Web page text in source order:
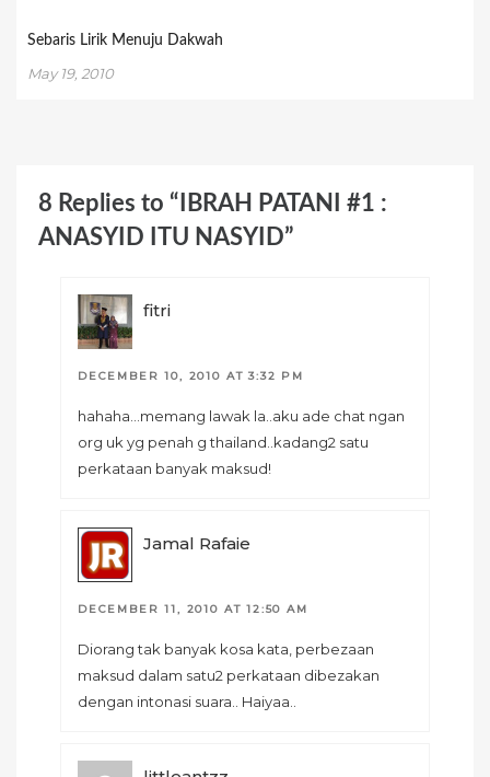
Sebaris Lirik Menuju Dakwah
May 19, 2010
8 Replies to “IBRAH PATANI #1 :
ANASYID ITU NASYID”
fitri
DECEMBER 10, 2010 AT 3:32 PM
hahaha…memang lawak la..aku ade chat ngan
org uk yg penah g thailand..kadang2 satu
perkataan banyak maksud!
Jamal Rafaie
DECEMBER 11, 2010 AT 12:50 AM
Diorang tak banyak kosa kata, perbezaan
maksud dalam satu2 perkataan dibezakan
dengan intonasi suara.. Haiyaa..